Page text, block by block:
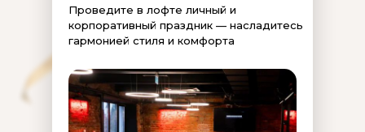
Проведите в лофте личный и
корпоративный праздник — насладитесь
гармонией стиля и комфорта